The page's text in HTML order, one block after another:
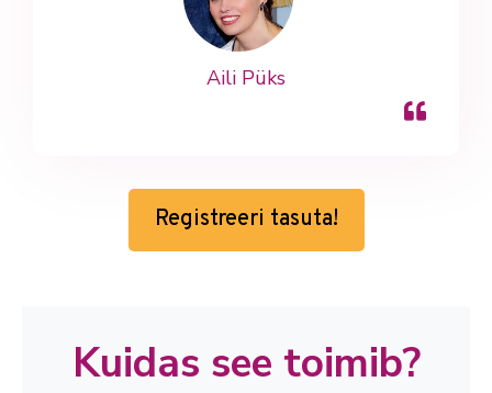
Aili Püks
Registreeri tasuta!
Kuidas see toimib?